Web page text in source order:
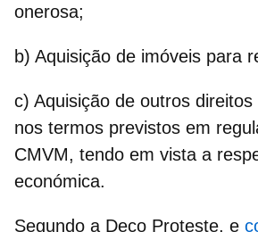
onerosa;
b) Aquisição de imóveis para
c) Aquisição de outros
nos termos previstos em
CMVM, tendo em vista a
económica.
Segundo a Deco Proteste, e